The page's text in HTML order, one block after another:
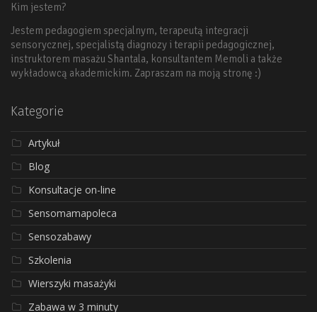
Kim jestem?
Jestem pedagogiem specjalnym, terapeutą integracji
sensorycznej, specjalistą diagnozy i terapii pedagogicznej,
instruktorem masażu Shantala, konsultantem Memoli a także
wykładowcą akademickim. Zapraszam na moją stronę :)
Kategorie
Artykuł
Blog
Konsultacje on-line
Sensomamapoleca
Sensozabawy
Szkolenia
Wierszyki masażyki
Zabawa w 3 minuty